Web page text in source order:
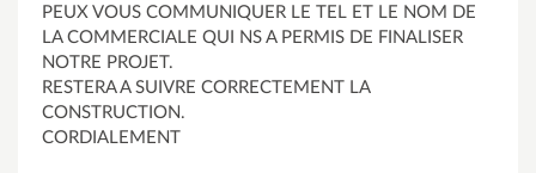
PEUX VOUS COMMUNIQUER LE TEL ET LE NOM DE
LA COMMERCIALE QUI NS A PERMIS DE FINALISER
NOTRE PROJET.
RESTERA A SUIVRE CORRECTEMENT LA
CONSTRUCTION.
CORDIALEMENT